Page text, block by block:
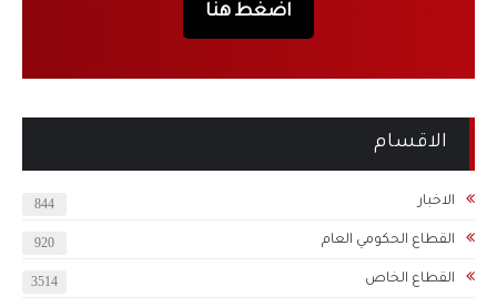
اضغط هنا
الاقسام
الاخبار 844
القطاع الحكومي العام 920
القطاع الخاص 3514